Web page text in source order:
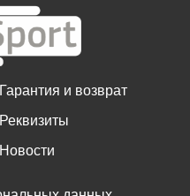
Гарантия и возврат
Реквизиты
Новости